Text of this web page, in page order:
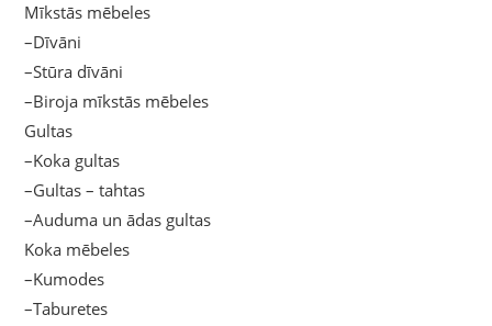
Mīkstās mēbeles
–Dīvāni
–Stūra dīvāni
–Biroja mīkstās mēbeles
Gultas
–Koka gultas
–Gultas – tahtas
–Auduma un ādas gultas
Koka mēbeles
–Kumodes
–Taburetes